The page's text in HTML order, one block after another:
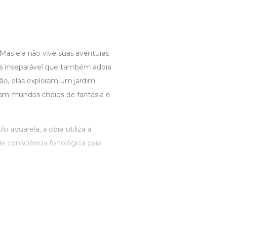
ela não vive suas aventuras
inseparável que também adora
elas exploram um jardim
mundos cheios de fantasia e
aquarela, a obra utiliza a
consciência fonológica para